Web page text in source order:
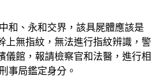
上無指紋，無法進行指紋辨識，警
儀館，報請檢察官和法醫，進行相
事局鑑定身分。